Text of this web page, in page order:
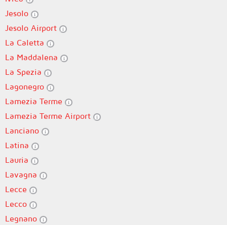
Jesolo
Jesolo Airport
La Caletta
La Maddalena
La Spezia
Lagonegro
Lamezia Terme
Lamezia Terme Airport
Lanciano
Latina
Lauria
Lavagna
Lecce
Lecco
Legnano